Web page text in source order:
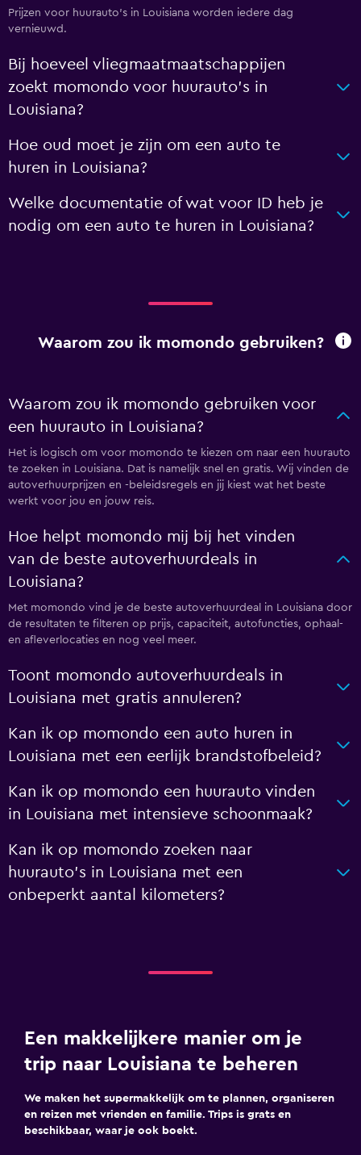
Prijzen voor huurauto's in Louisiana worden iedere dag
vernieuwd.
Bij hoeveel vliegmaatmaatschappijen
zoekt momondo voor huurauto's in
Louisiana?
Hoe oud moet je zijn om een auto te
huren in Louisiana?
Welke documentatie of wat voor ID heb je
nodig om een auto te huren in Louisiana?
Waarom zou ik momondo gebruiken?
Waarom zou ik momondo gebruiken voor
een huurauto in Louisiana?
Het is logisch om voor momondo te kiezen om naar een huurauto
te zoeken in Louisiana. Dat is namelijk snel en gratis. Wij vinden de
autoverhuurprijzen en -beleidsregels en jij kiest wat het beste
werkt voor jou en jouw reis.
Hoe helpt momondo mij bij het vinden
van de beste autoverhuurdeals in
Louisiana?
Met momondo vind je de beste autoverhuurdeal in Louisiana door
de resultaten te filteren op prijs, capaciteit, autofuncties, ophaal-
en afleverlocaties en nog veel meer.
Toont momondo autoverhuurdeals in
Louisiana met gratis annuleren?
Kan ik op momondo een auto huren in
Louisiana met een eerlijk brandstofbeleid?
Kan ik op momondo een huurauto vinden
in Louisiana met intensieve schoonmaak?
Kan ik op momondo zoeken naar
huurauto's in Louisiana met een
onbeperkt aantal kilometers?
Een makkelijkere manier om je
trip naar Louisiana te beheren
We maken het supermakkelijk om te plannen, organiseren
en reizen met vrienden en familie. Trips is grats en
beschikbaar, waar je ook boekt.